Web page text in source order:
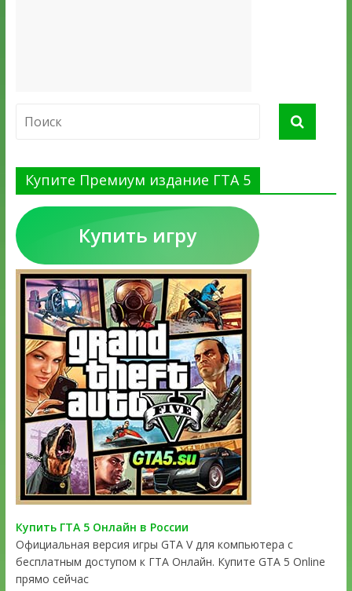
Купите Премиум издание ГТА 5
Купить игру
Купить ГТА 5 Онлайн в России
Официальная версия игры GTA V для компьютера с
бесплатным доступом к ГТА Онлайн. Купите GTA 5 Online
прямо сейчас